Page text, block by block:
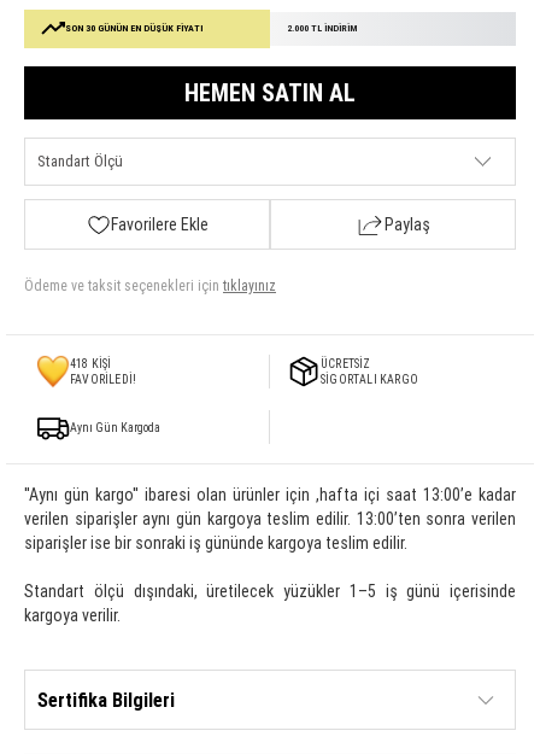
SON 30 GÜNÜN EN DÜŞÜK FİYATI 2.000 TL İNDİRİM
HEMEN SATIN AL
Favorilere Ekle Paylaş
Ödeme ve taksit seçenekleri için tıklayınız
418 KİŞİ
FAVORİLEDİ!
ÜCRETSİZ
SİGORTALI KARGO
Aynı Gün Kargoda
''Aynı gün kargo'' ibaresi olan ürünler için ,hafta içi saat 13:00’e kadar
verilen siparişler aynı gün kargoya teslim edilir. 13:00’ten sonra verilen
siparişler ise bir sonraki iş gününde kargoya teslim edilir.
Standart ölçü dışındaki, üretilecek yüzükler 1–5 iş günü içerisinde
kargoya verilir.
Sertifika Bilgileri